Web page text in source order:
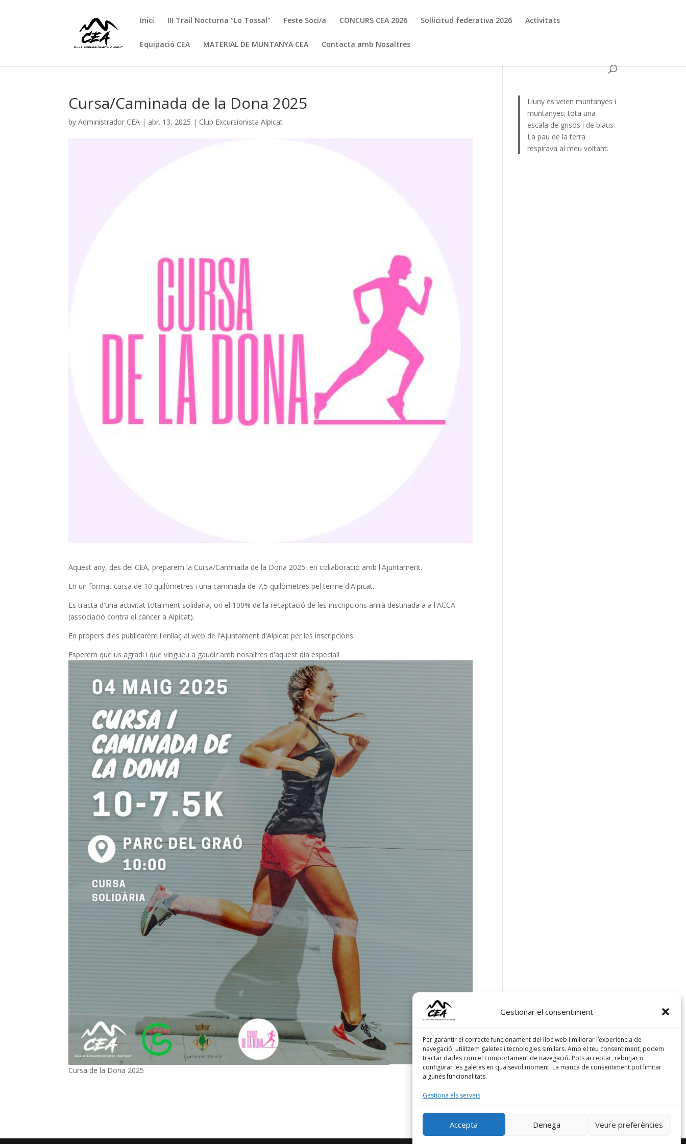
Gestionar el consentiment
Per garantir el correcte funcionament del lloc web i millorar l’experiència de
navegació, utilitzem galetes i tecnologies similars. Amb el teu consentiment, podem
tractar dades com el comportament de navegació. Pots acceptar, rebutjar o
configurar les galetes en qualsevol moment. La manca de consentiment pot limitar
algunes funcionalitats.
Gestiona els serveis
Accepta Denega Veure preferències
Inici III Trail Nocturna “Lo Tossal” Feste Soci/a CONCURS CEA 2026 Sol·licitud federativa 2026 Activitats
Equipació CEA MATERIAL DE MUNTANYA CEA Contacta amb Nosaltres
Cursa/Caminada de la Dona 2025
byAdministrador CEA | abr. 13, 2025 | Club Excursionista Alpicat
Aquest any, des del CEA, preparem la Cursa/Caminada de la Dona 2025, en col·laboració amb l'Ajuntament.
En un format cursa de 10 quilòmetres i una caminada de 7,5 quilòmetres pel terme d'Alpicat.
Es tracta d'una activitat totalment solidaria, on el 100% de la recaptació de les inscripcions anirà destinada a a l'ACCA
(associació contra el càncer a Alpicat).
En propers dies publicarem l'enllaç al web de l'Ajuntament d'Alpicat per les inscripcions.
Esperem que us agradi i que vingueu a gaudir amb nosaltres d'aquest dia especial!
Cursa de la Dona 2025
Lluny es veien muntanyes i
muntanyes; tota una
escala de grisos i de blaus.
La pau de la terra
respirava al meu voltant.